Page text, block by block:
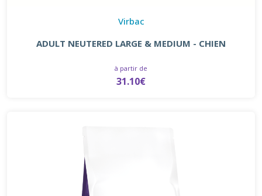
Virbac
ADULT NEUTERED LARGE & MEDIUM - CHIEN
à partir de
31.10€